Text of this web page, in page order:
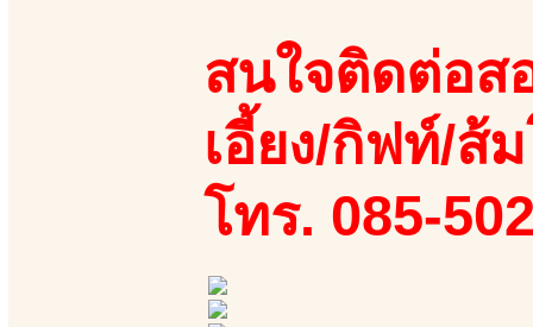
สนใจติดต่อส
เอี้ยง/กิฟท์/ส้
โทร. 085-